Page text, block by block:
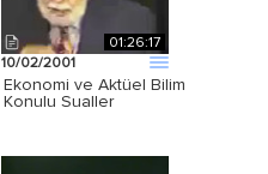
01:26:17
10/02/2001
Ekonomi ve Aktüel Bilim
Konulu Sualler